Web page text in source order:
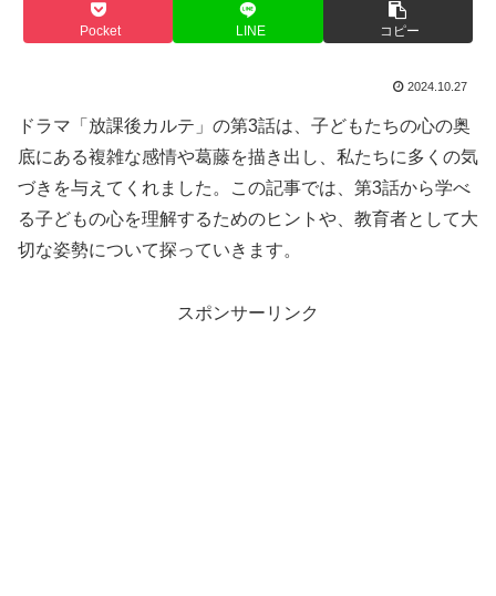
Pocket LINE コピー
2024.10.27
ドラマ「放課後カルテ」の第3話は、子どもたちの心の奥
底にある複雑な感情や葛藤を描き出し、私たちに多くの気
づきを与えてくれました。この記事では、第3話から学べ
る子どもの心を理解するためのヒントや、教育者として大
切な姿勢について探っていきます。
スポンサーリンク